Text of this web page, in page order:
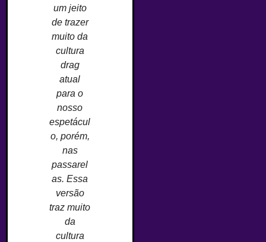
um jeito
de trazer
muito da
cultura
drag
atual
para o
nosso
espetácul
o, porém,
nas
passarel
as. Essa
versão
traz muito
da
cultura